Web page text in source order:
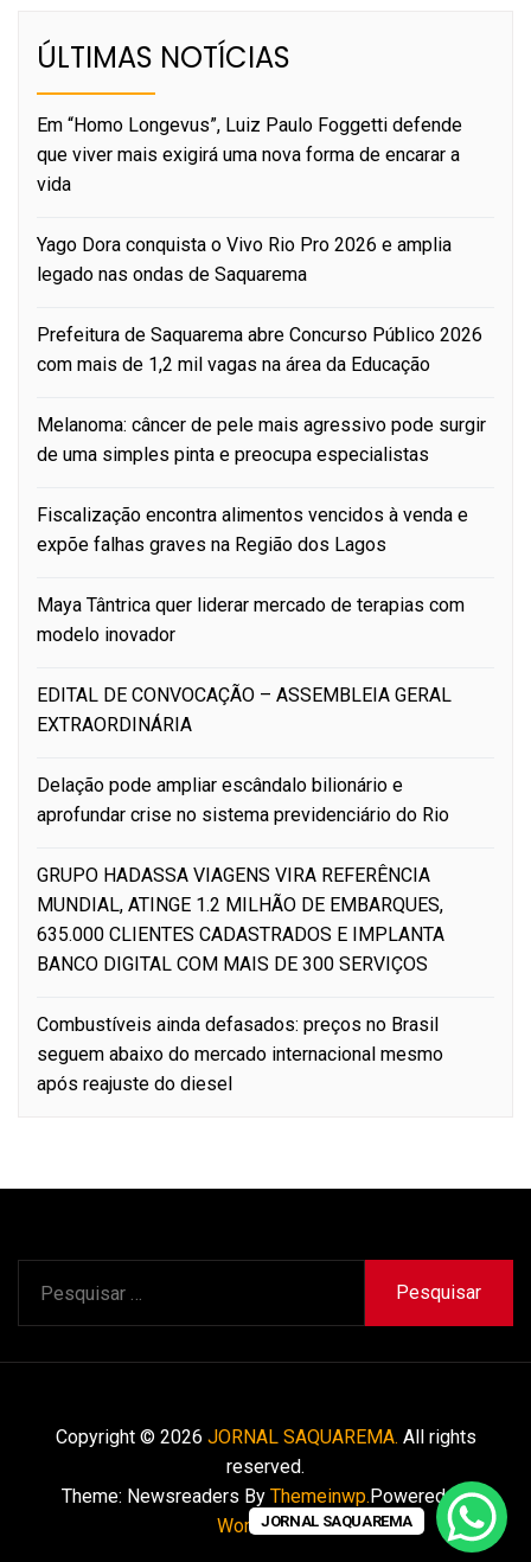
ÚLTIMAS NOTÍCIAS
Em “Homo Longevus”, Luiz Paulo Foggetti defende
que viver mais exigirá uma nova forma de encarar a
vida
Yago Dora conquista o Vivo Rio Pro 2026 e amplia
legado nas ondas de Saquarema
Prefeitura de Saquarema abre Concurso Público 2026
com mais de 1,2 mil vagas na área da Educação
Melanoma: câncer de pele mais agressivo pode surgir
de uma simples pinta e preocupa especialistas
Fiscalização encontra alimentos vencidos à venda e
expõe falhas graves na Região dos Lagos
Maya Tântrica quer liderar mercado de terapias com
modelo inovador
EDITAL DE CONVOCAÇÃO – ASSEMBLEIA GERAL
EXTRAORDINÁRIA
Delação pode ampliar escândalo bilionário e
aprofundar crise no sistema previdenciário do Rio
GRUPO HADASSA VIAGENS VIRA REFERÊNCIA
MUNDIAL, ATINGE 1.2 MILHÃO DE EMBARQUES,
635.000 CLIENTES CADASTRADOS E IMPLANTA
BANCO DIGITAL COM MAIS DE 300 SERVIÇOS
Combustíveis ainda defasados: preços no Brasil
seguem abaixo do mercado internacional mesmo
após reajuste do diesel
por:
Copyright © 2026 JORNAL SAQUAREMA. All rights
reserved.
Theme: Newsreaders By Themeinwp.Powered by
WordPress.
JORNAL SAQUAREMA